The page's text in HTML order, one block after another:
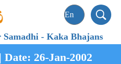
Samadhi-Kaka Bhajans
26-Jan-2002